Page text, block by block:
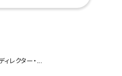
ィレクター・...